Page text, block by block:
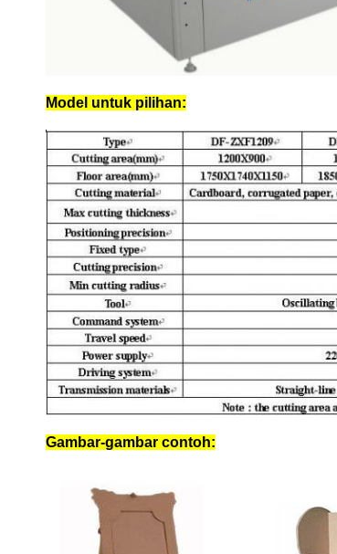
Model untuk pilihan:
Gambar-gambar contoh: